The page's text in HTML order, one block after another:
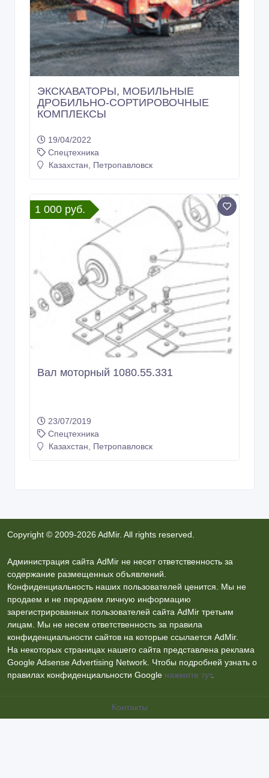
ЭКСКАВАТОРЫ, МОБИЛЬНЫЕ
ДРОБИЛЬНО-СОРТИРОВОЧНЫЕ
КОМПЛЕКСЫ
19/04/2022
Спецтехника
Казахстан, Петропавловск
1 000 руб.
Вал моторный 1080.55.331
23/07/2019
Спецтехника
Казахстан, Петропавловск
Copyright © 2009-2026 AdMir. All rights reserved.
Администрация сайта AdMir не несет ответственность за
содержание размещенных объявлений.
Конфиденциальность наших пользователей ценится. Мы не
продаем и не передаем личную информацию
зарегистрированных пользователей сайта AdMir третьим
лицам. Мы не несем ответственность за правила
конфиденциальности сайтов на которые ссылается AdMir.
На некоторых страницах нашего сайта представлена реклама
Google Adsense Advertising Network. Чтобы подробней узнать о
правилах конфиденциальности Google нажмите тут.
Контакты